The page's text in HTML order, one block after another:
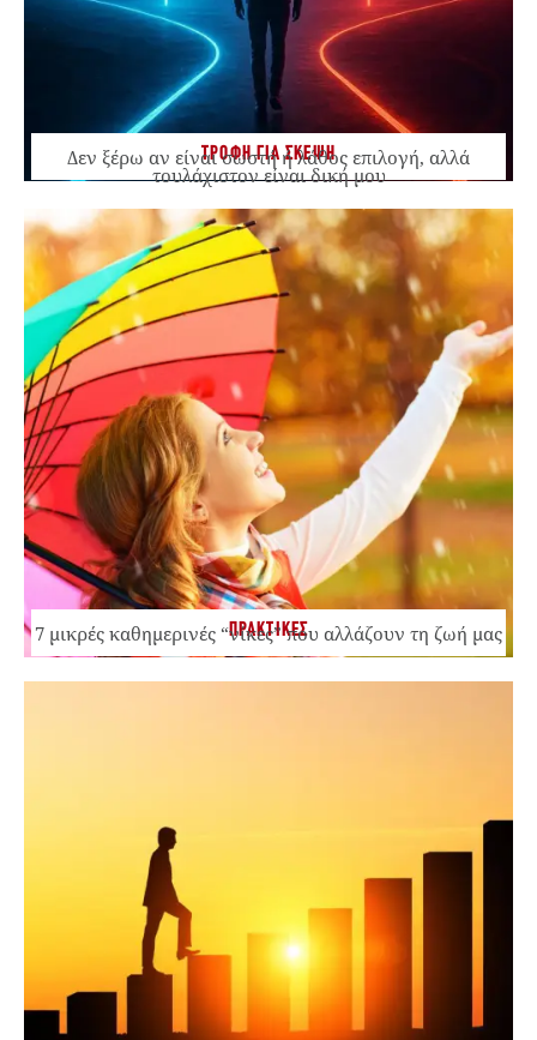
ΤΡΟΦΗ ΓΙΑ ΣΚΕΨΗ
Δεν ξέρω αν είναι σωστή ή λάθος επιλογή, αλλά
τουλάχιστον είναι δική μου
ΠΡΑΚΤΙΚΕΣ
7 μικρές καθημερινές “νίκες” που αλλάζουν τη ζωή μας